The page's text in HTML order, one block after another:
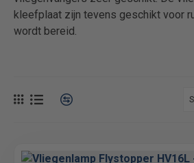
kleefplaat zijn tevens geschikt voor
wordt bereid.